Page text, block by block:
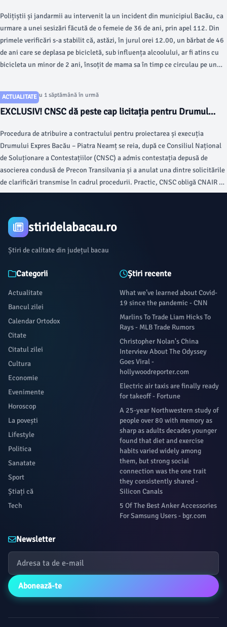
mama unui copil de 2 ani
Polițiștii și jandarmii au intervenit la un incident din municipiul Bacău, ca
urmare a unei sesizări făcută de o femeie de 36 de ani, prin apel 112. Din
primele verificări s-a stabilit că, astăzi, în jurul orei 12.00, un bărbat de 46
de ani care se deplasa pe bicicletă, sub influența alcoolului, ar fi atins cu
bicicleta un minor de 2 ani, însoțit de mama sa în timp ce circulau pe un
ACTUALITATE
Articol postat cu 1 săptămână în urmă
EXCLUSIV! CNSC dă peste cap licitația pentru Drumul
urmează să câștige contractul de 6,77 miliarde de lei
Procedura de atribuire a contractului pentru proiectarea și execuția
Drumului Expres Bacău – Piatra Neamț se reia, după ce Consiliul Național
de Soluționare a Contestațiilor (CNSC) a admis contestația depusă de
asocierea condusă de Precon Transilvania și a anulat una dintre solicitările
de clarificări transmise în cadrul procedurii. Practic, CNSC obligă CNAIR să
declare câștigătoare oferta de pe primul loc, cea a asocierii Precon.
stiridelabacau.ro
Știri de calitate din județul bacau
Categorii
Actualitate
Bancul zilei
Calendar Ortodox
Citate
Citatul zilei
Cultura
Economie
Evenimente
Horoscop
La povești
Lifestyle
Politica
Sanatate
Sport
Știați că
Tech
Știri recente
What we’ve learned about Covid-
19 since the pandemic - CNN
Marlins To Trade Liam Hicks To
Rays - MLB Trade Rumors
Christopher Nolan's China
Interview About The Odyssey
Goes Viral -
hollywoodreporter.com
Electric air taxis are finally ready
for takeoff - Fortune
A 25-year Northwestern study of
people over 80 with memory as
sharp as adults decades younger
found that diet and exercise
habits varied widely among
them, but strong social
connection was the one trait
they consistently shared -
Silicon Canals
5 Of The Best Anker Accessories
For Samsung Users - bgr.com
Newsletter
Abonează-te